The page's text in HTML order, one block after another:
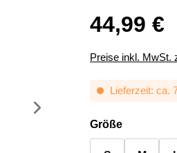
44,99 €
Preise inkl. MwSt.
Lieferzeit: ca.
Größeauswählen